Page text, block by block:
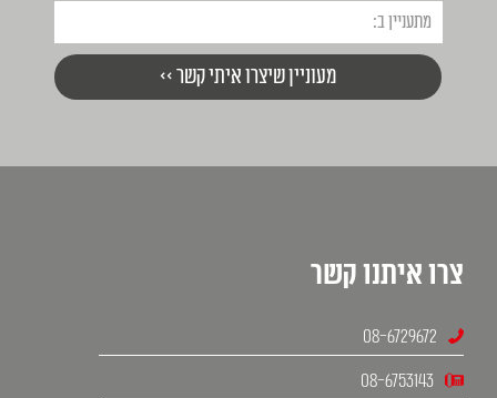
צרו איתנו קשר
08-6729672
08-6753143